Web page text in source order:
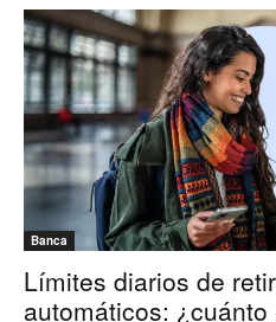
Banca
Límites diarios de
automáticos: